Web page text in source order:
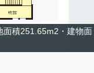
面積251.65m2・建物面